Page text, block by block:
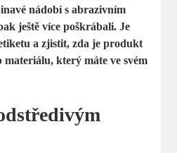
nádobí s abrazivním
ještě více poškrábali. Je
a zjistit, zda je produkt
který máte ve svém